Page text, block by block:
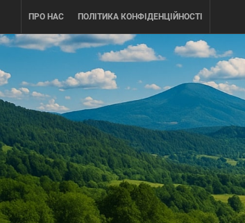
content
ПРО НАС ПОЛІТИКА КОНФІДЕНЦІЙНОСТІ